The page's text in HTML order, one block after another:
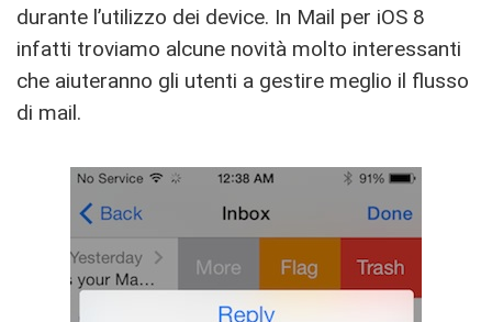
durante l’utilizzo dei device. In Mail per iOS 8
infatti troviamo alcune novità molto interessanti
che aiuteranno gli utenti a gestire meglio il flusso
di mail.